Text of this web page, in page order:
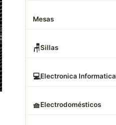
Mesas
🪑Sillas
💻Electronica Informatica
🧺Electrodomésticos